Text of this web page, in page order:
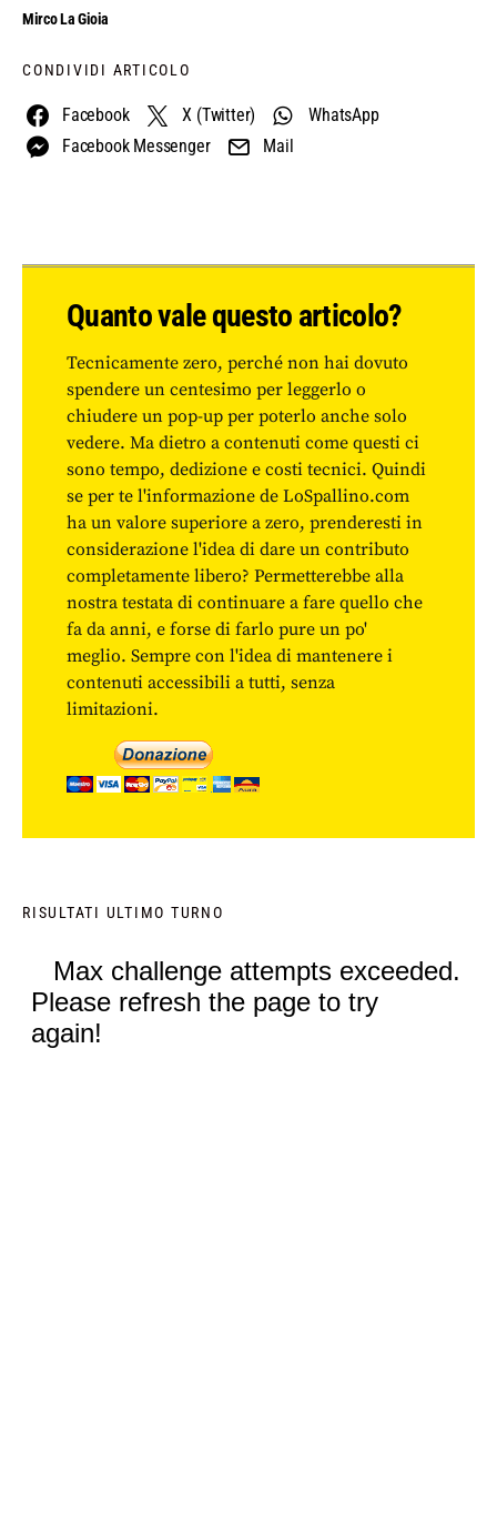
Mirco La Gioia
CONDIVIDI ARTICOLO
Facebook X (Twitter)
WhatsApp
Facebook Messenger
Mail
Quanto vale questo articolo?
Tecnicamente zero, perché non hai dovuto
spendere un centesimo per leggerlo o
chiudere un pop-up per poterlo anche solo
vedere. Ma dietro a contenuti come questi ci
sono tempo, dedizione e costi tecnici. Quindi
se per te l'informazione de LoSpallino.com
ha un valore superiore a zero, prenderesti in
considerazione l'idea di dare un contributo
completamente libero? Permetterebbe alla
nostra testata di continuare a fare quello che
fa da anni, e forse di farlo pure un po'
meglio. Sempre con l'idea di mantenere i
contenuti accessibili a tutti, senza
limitazioni.
RISULTATI ULTIMO TURNO